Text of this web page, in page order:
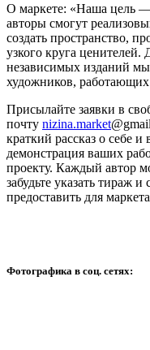
О маркете: «Наша цель —
авторы смогут
создать пространство,
узкого круга ценителей.
независимых изданий
художников,
Присылайте заявки в
почту nizina.market
краткий рассказ о себе
демонстрация ваших
проекту. Каждый автор
забудьте указать тираж
предоставить для
Фотографика в соц. сетях: